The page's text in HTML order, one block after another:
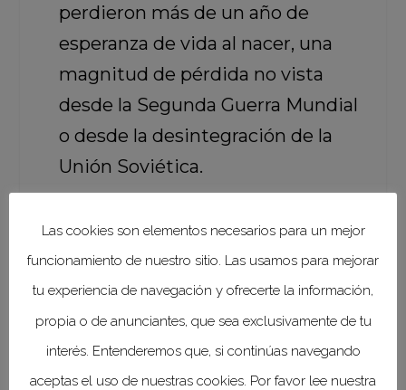
perdieron más de un año de
esperanza de vida al nacer, una
magnitud de pérdida no vista
desde la Segunda Guerra Mundial
o desde la desintegración de la
Unión Soviética.
países y los hombres de 10,
presentan una esperanza de vida
al nacer más baja en 2020 que en
2015, considerando que este año
fue excepcionalmente dañino
Las cookies son elementos necesarios para un mejor
funcionamiento de nuestro sitio. Las usamos para mejorar
tu experiencia de navegación y ofrecerte la información,
propia o de anunciantes, que sea exclusivamente de tu
interés. Entenderemos que, si continúas navegando
aceptas el uso de nuestras cookies. Por favor lee nuestra